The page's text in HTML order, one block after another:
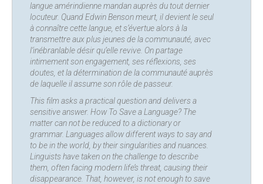
langue amérindienne mandan auprès du tout dernier
locuteur. Quand Edwin Benson meurt, il devient le seul
à connaître cette langue, et s’évertue alors à la
transmettre aux plus jeunes de la communauté, avec
l’inébranlable désir qu’elle revive. On partage
intimement son engagement, ses réflexions, ses
doutes, et la détermination de la communauté auprès
de laquelle il assume son rôle de passeur.
This film asks a practical question and delivers a
sensitive answer. How To Save a Language? The
matter can not be reduced to a dictionary or
grammar. Languages allow different ways to say and
to be in the world, by their singularities and nuances.
Linguists have taken on the challenge to describe
them, often facing modern life’s threat, causing their
disappearance. That, however, is not enough to save